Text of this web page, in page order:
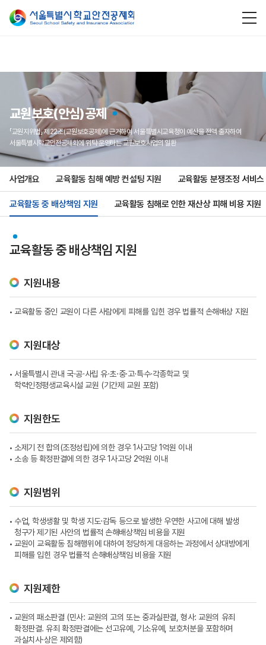
교원보호(안심)공제
「교원지위법」 제22조(교원보호공제)에 근거하여 서울특별시교육청이 예산을 전액 출자하여
서울특별시학교안전공제회에 위탁·운영하는 교원보호사업의 일환
사업개요 교육활동 침해 예방 컨설팅 지원 교육활동 분쟁조정 서비
교육활동 중 배상책임 지원 교육활동 침해로 인한 재산상 피해 비용 지원
교육활동 중 배상책임 지원
지원내용
교육활동 중인 교원이 다른 사람에게 피해를 입힌 경우 법률적 손해배상 지원
지원대상
서울특별시 관내 국·공·사립 유·초·중·고·특수·각종학교 및
학력인정평생교육시설 교원 (기간제 교원 포함)
지원한도
소제기 전 합의(조정성립)에 의한 경우 1사고당 1억원 이내
소송 등 확정판결에 의한 경우 1사고당 2억원 이내
지원범위
수업, 학생생활 및 학생 지도·감독 등으로 발생한 우연한 사고에 대해 발생
청구가 제기된 사안의 법률적 손해배상책임 비용을 지원
교원이 교육활동 침해행위에 대하여 정당하게 대응하는 과정에서 상대방에게
피해를 입힌 경우 법률적 손해배상책임 비용을 지원
지원제한
교원의 패소판결 (민사: 교원의 고의 또는 중과실판결, 형사: 교원의 유죄
확정판결. 유죄 확정판결에는 선고유예, 기소유예, 보호처분을 포함하며
과실치사·상은 제외함)